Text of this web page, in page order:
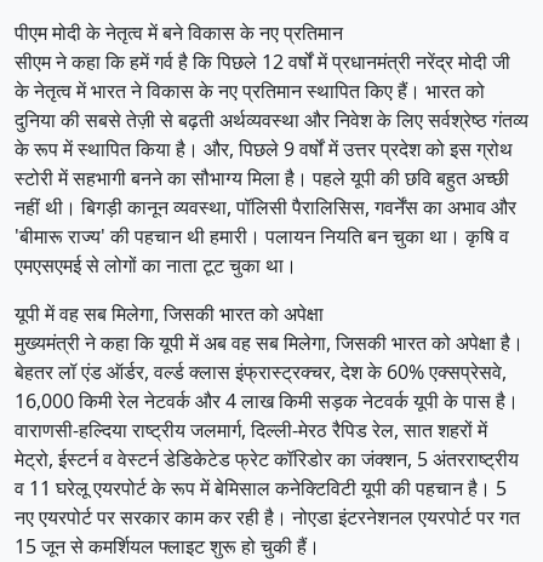
पीएम मोदी के नेतृत्व में बने विकास के नए प्रतिमान
सीएम ने कहा कि हमें गर्व है कि पिछले 12 वर्षों में प्रधानमंत्री नरेंद्र मोदी जी
के नेतृत्व में भारत ने विकास के नए प्रतिमान स्थापित किए हैं। भारत को
दुनिया की सबसे तेज़ी से बढ़ती अर्थव्यवस्था और निवेश के लिए सर्वश्रेष्ठ गंतव्य
के रूप में स्थापित किया है। और, पिछले 9 वर्षों में उत्तर प्रदेश को इस ग्रोथ
स्टोरी में सहभागी बनने का सौभाग्य मिला है। पहले यूपी की छवि बहुत अच्छी
नहीं थी। बिगड़ी कानून व्यवस्था, पॉलिसी पैरालिसिस, गवर्नेंस का अभाव और
'बीमारू राज्य' की पहचान थी हमारी। पलायन नियति बन चुका था। कृषि व
एमएसएमई से लोगों का नाता टूट चुका था।
यूपी में वह सब मिलेगा, जिसकी भारत को अपेक्षा
मुख्यमंत्री ने कहा कि यूपी में अब वह सब मिलेगा, जिसकी भारत को अपेक्षा है।
बेहतर लॉ एंड ऑर्डर, वर्ल्ड क्लास इंफ्रास्ट्रक्चर, देश के 60% एक्सप्रेसवे,
16,000 किमी रेल नेटवर्क और 4 लाख किमी सड़क नेटवर्क यूपी के पास है।
वाराणसी-हल्दिया राष्ट्रीय जलमार्ग, दिल्ली-मेरठ रैपिड रेल, सात शहरों में
मेट्रो, ईस्टर्न व वेस्टर्न डेडिकेटेड फ्रेट कॉरिडोर का जंक्शन, 5 अंतरराष्ट्रीय
व 11 घरेलू एयरपोर्ट के रूप में बेमिसाल कनेक्टिविटी यूपी की पहचान है। 5
नए एयरपोर्ट पर सरकार काम कर रही है। नोएडा इंटरनेशनल एयरपोर्ट पर गत
15 जून से कमर्शियल फ्लाइट शुरू हो चुकी हैं।